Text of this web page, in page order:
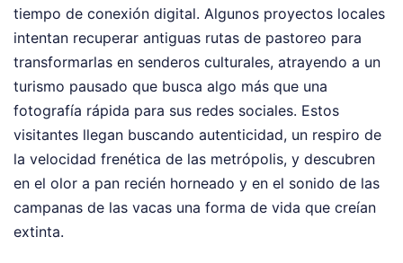
tiempo de conexión digital. Algunos proyectos locales
intentan recuperar antiguas rutas de pastoreo para
transformarlas en senderos culturales, atrayendo a un
turismo pausado que busca algo más que una
fotografía rápida para sus redes sociales. Estos
visitantes llegan buscando autenticidad, un respiro de
la velocidad frenética de las metrópolis, y descubren
en el olor a pan recién horneado y en el sonido de las
campanas de las vacas una forma de vida que creían
extinta.